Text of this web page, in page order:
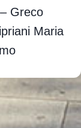
Greco
Maria